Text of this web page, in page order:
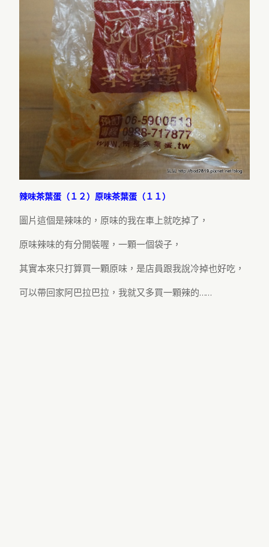
辣味茶葉蛋（１２）原味茶葉蛋（１１）
圖片這個是辣味的，原味的我在車上就吃掉了，
原味辣味的有分開裝喔，一顆一個袋子，
其實本來只打算買一顆原味，是店員跟我說冷掉也好吃，
可以帶回家阿巴拉巴拉，我就又多買一顆辣的……